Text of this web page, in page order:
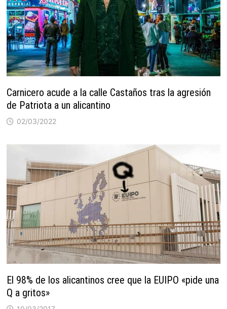
Carnicero acude a la calle Castaños tras la agresión
de Patriota a un alicantino
02/03/2022
El 98% de los alicantinos cree que la EUIPO «pide una
Q a gritos»